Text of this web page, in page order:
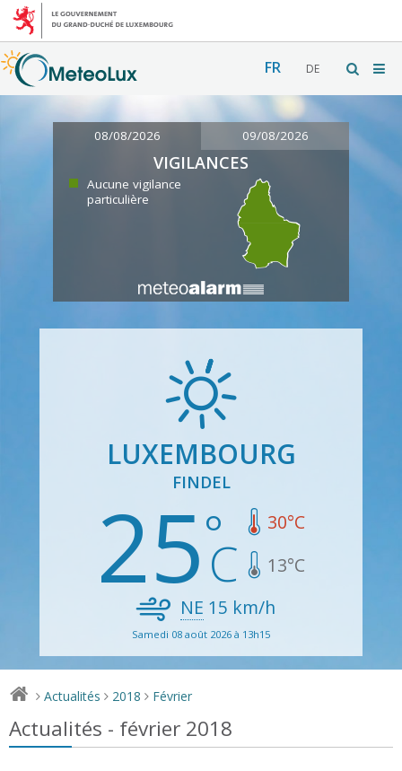
FR DE
08/08/2026 09/08/2026
VIGILANCES
Aucune vigilance
particulière
LUXEMBOURG
FINDEL
25 30°C
13°C
NE 15 km/h
Samedi 08 août 2026 à 13h15
> Actualités > 2018 > Février
Actualités - février 2018